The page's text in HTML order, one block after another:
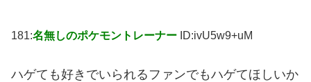
181:名無しのポケモントレーナー ID:ivU5w9+uM
ハゲても好きでいられるファンでもハゲてほしいか